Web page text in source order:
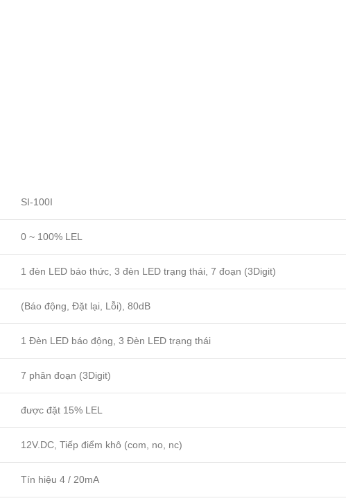
SI-100I
0 ~ 100% LEL
1 đèn LED báo thức, 3 đèn LED trạng thái, 7 đoạn (3Digit)
(Báo động, Đặt lại, Lỗi), 80dB
1 Đèn LED báo động, 3 Đèn LED trạng thái
7 phân đoạn (3Digit)
được đặt 15% LEL
12V.DC, Tiếp điểm khô (com, no, nc)
Tín hiệu 4 / 20mA